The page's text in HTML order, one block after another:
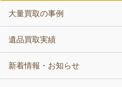
大量買取の事例
遺品買取実績
新着情報・お知らせ